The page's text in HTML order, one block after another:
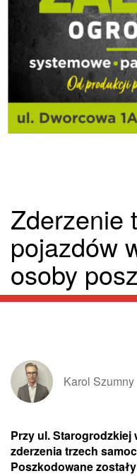
Zderzenie
pojazdów
osoby
Karol Szumny
Przy ul. Starogrodzkiej
zderzenia trzech
Poszkodowane